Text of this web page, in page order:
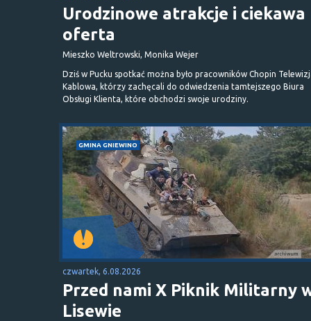
Urodzinowe atrakcje i ciekawa
oferta
Mieszko Weltrowski, Monika Wejer
Dziś w Pucku spotkać można było pracowników Chopin
Kablowa, którzy zachęcali do odwiedzenia tamtejszego Biura
Obsługi Klienta, które obchodzi swoje urodziny.
GMINA GNIEWINO
czwartek, 6.08.2026
Przed nami X Piknik Militarny
Lisewie